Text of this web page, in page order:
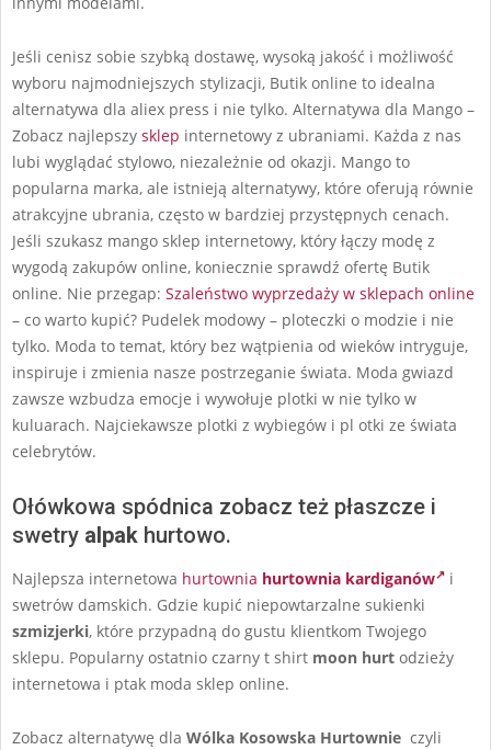
Jeśli cenisz sobie szybką dostawę, wysoką jakość i możliwość
wyboru najmodniejszych stylizacji, Butik online to idealna
alternatywa dla aliex press i nie tylko. Alternatywa dla Mango –
Zobacz najlepszy sklep internetowy z ubraniami. Każda z nas
lubi wyglądać stylowo, niezależnie od okazji. Mango to
popularna marka, ale istnieją alternatywy, które oferują równie
atrakcyjne ubrania, często w bardziej przystępnych cenach.
Jeśli szukasz mango sklep internetowy, który łączy modę z
wygodą zakupów online, koniecznie sprawdź ofertę Butik
online. Nie przegap: Szaleństwo wyprzedaży w sklepach online
– co warto kupić? Pudelek modowy – ploteczki o modzie i nie
tylko. Moda to temat, który bez wątpienia od wieków intryguje,
inspiruje i zmienia nasze postrzeganie świata. Moda gwiazd
zawsze wzbudza emocje i wywołuje plotki w nie tylko w
kuluarach. Najciekawsze plotki z wybiegów i pl otki ze świata
celebrytów.
Ołówkowa spódnica zobacz też płaszcze i
swetry alpak hurtowo.
Najlepsza internetowa hurtownia hurtownia kardiganów
i
swetrów damskich. Gdzie kupić niepowtarzalne sukienki
szmizjerki, które przypadną do gustu klientkom Twojego
sklepu. Popularny ostatnio czarny t shirt moon hurt odzieży
internetowa i ptak moda sklep online.
Zobacz alternatywę dla Wólka Kosowska Hurtownie czyli